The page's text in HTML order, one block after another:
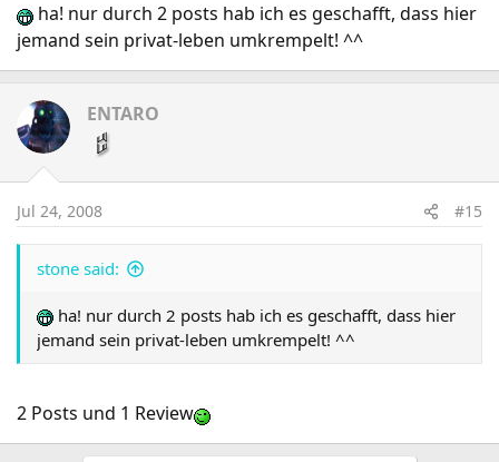
ha! nur durch 2 posts hab ich es geschafft, dass hier
jemand sein privat-leben umkrempelt! ^^
ENTARO
Jul 24, 2008 #15
stone said:
ha! nur durch 2 posts hab ich es geschafft, dass hier
jemand sein privat-leben umkrempelt! ^^
2 Posts und 1 Review